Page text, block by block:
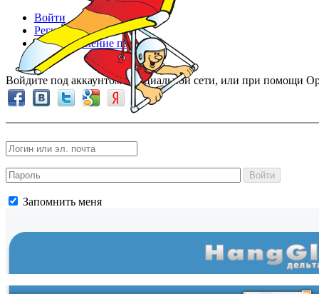
Войти
Регистрация
Восстановление пароля
Войдите под аккаунтом в социальной сети, или при помощи
Войти
Запомнить меня
Войти